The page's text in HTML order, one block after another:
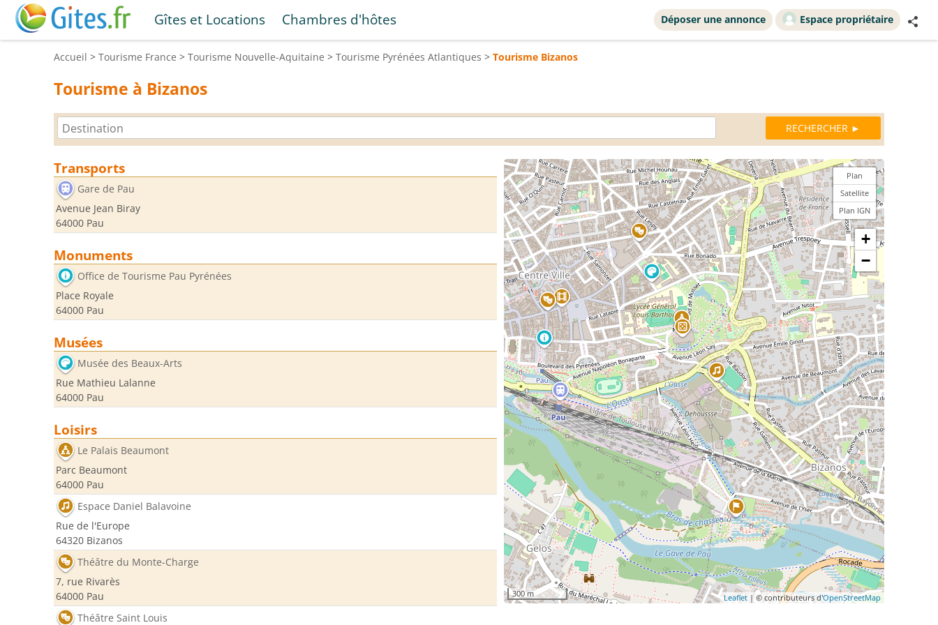
Gîtes et Locations Chambres d'hôtes Déposer une annonce Espace propriétaire
Accueil > Tourisme France > Tourisme Nouvelle-Aquitaine > Tourisme Pyrénées Atlantiques > Tourisme Bizanos
Tourisme à Bizanos
Transports
Gare de Pau
Avenue Jean Biray
64000 Pau
Monuments
Office de Tourisme Pau Pyrénées
Place Royale
64000 Pau
Musées
Musée des Beaux-Arts
Rue Mathieu Lalanne
64000 Pau
Loisirs
Le Palais Beaumont
Parc Beaumont
64000 Pau
Espace Daniel Balavoine
Rue de l'Europe
64320 Bizanos
Théâtre du Monte-Charge
7, rue Rivarès
64000 Pau
Théâtre Saint Louis
Plan
Satellite
Plan IGN
+
−
300 m Leaflet | © contributeurs d'OpenStreetMap